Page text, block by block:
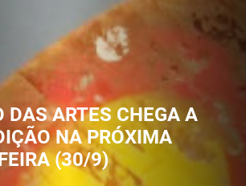
DAS ARTES CHEGA A
NA PRÓXIMA
(30/9)